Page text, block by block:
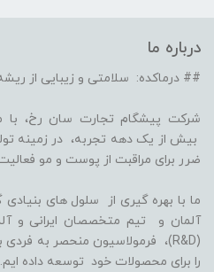
درباره ما
## درماکده: سلامتی و زیبایی از
شرکت پیشگام تجارت سان رخ، با
بیش از یک دهه تجربه، در زمینه
ضرر برای مراقبت از پوست و مو
آلمان و تیم متخصصان ایرانی و
را برای محصولات خود توسعه داده ایم.